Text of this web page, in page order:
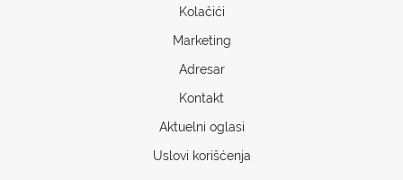
Kolačići
Marketing
Adresar
Kontakt
Aktuelni oglasi
Uslovi korišćenja